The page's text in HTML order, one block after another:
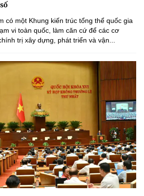
có một Khung kiến trúc tổng thể quốc gia
vi toàn quốc, làm căn cứ để các cơ
trị xây dựng, phát triển và vận...